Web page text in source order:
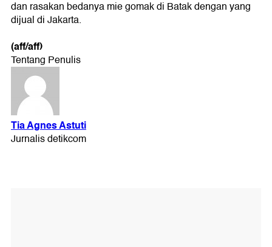
dan rasakan bedanya mie gomak di Batak dengan yang
dijual di Jakarta.
(aff/aff)